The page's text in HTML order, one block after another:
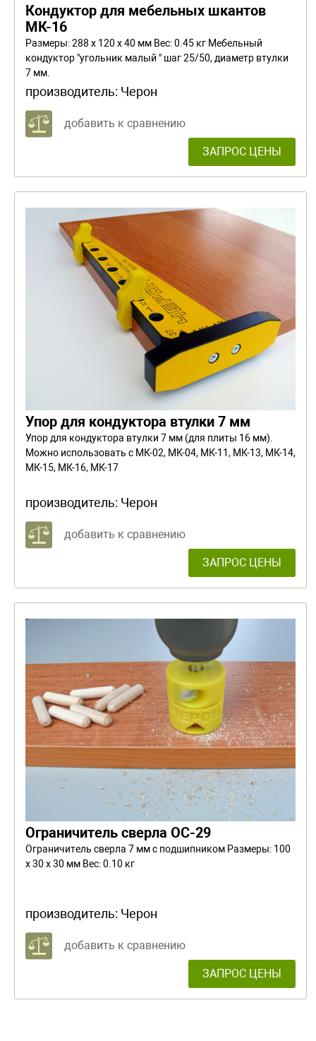
Кондуктор для мебельных шкантов
МК-16
Размеры: 288 x 120 x 40 мм Вес: 0.45 кг Мебельный
кондуктор "угольник малый " шаг 25/50, диаметр втулки
7 мм.
производитель: Черон
добавить к сравнению
ЗАПРОС ЦЕНЫ
Упор для кондуктора втулки 7 мм
Упор для кондуктора втулки 7 мм (для плиты 16 мм).
Можно использовать с МК-02, МК-04, МК-11, МК-13, МК-14,
МК-15, МК-16, МК-17
производитель: Черон
добавить к сравнению
ЗАПРОС ЦЕНЫ
Ограничитель сверла ОС-29
Ограничитель сверла 7 мм с подшипником Размеры: 100
x 30 x 30 мм Вес: 0.10 кг
производитель: Черон
добавить к сравнению
ЗАПРОС ЦЕНЫ